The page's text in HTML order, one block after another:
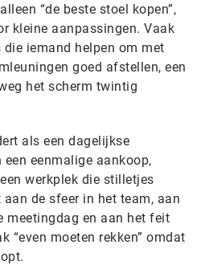
“de beste stoel kopen”,
kleine aanpassingen. Vaak
iemand helpen om met
goed afstellen, een
het scherm twintig
als een dagelijkse
eenmalige aankoop,
werkplek die stilletjes
de sfeer in het team, aan
meetingdag en aan het feit
“even moeten rekken” omdat